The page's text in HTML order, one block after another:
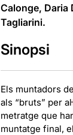
Calonge, Daria
Tagliarini.
Sinopsi
Els muntadors
als “bruts” per
metratge que
muntatge final,